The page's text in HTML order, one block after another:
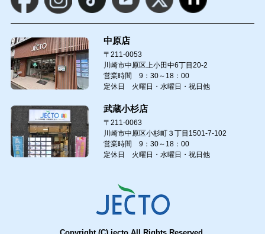
中原店
〒211-0053
川崎市中原区上小田中6丁目20-2
営業時間 9：30～18：00
定休日 火曜日・水曜日・祝日他
武蔵小杉店
〒211-0063
川崎市中原区小杉町３丁目1501-7-102
営業時間 9：30～18：00
定休日 火曜日・水曜日・祝日他